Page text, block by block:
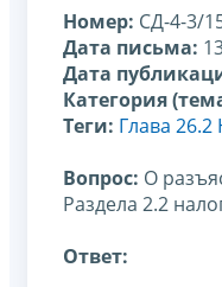
Номер: СД-4-3/
Дата письма:
Дата
Категория
Теги: Глава
Вопрос: О
Раздела 2.2
Ответ: